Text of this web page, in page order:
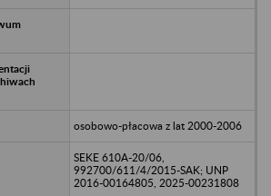
osobowo-płacowa z lat 2000-2006
SEKE 610A-20/06,
992700/611/4/2015-SAK; UNP
2016-00164805, 2025-00231808